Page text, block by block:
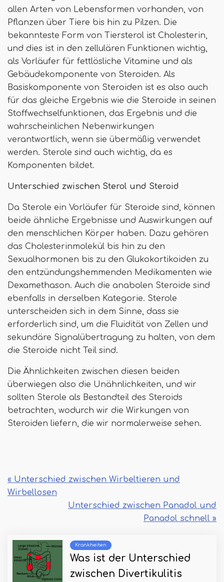
allen Arten von Lebensformen vorhanden, von
Pflanzen über Tiere bis hin zu Pilzen. Die
bekannteste Form von Tiersterol ist Cholesterin,
und dies ist in den zellulären Funktionen wichtig,
als Vorläufer für fettlösliche Vitamine und als
Gebäudekomponente von Steroiden. Als
Basiskomponente von Steroiden ist es also auch
für das gleiche Ergebnis wie die Steroide in seinen
Stoffwechselfunktionen, das Ergebnis und die
wahrscheinlichen Nebenwirkungen
verantwortlich, wenn sie übermäßig verwendet
werden. Sterole sind auch wichtig, da es
Komponenten bildet.
Unterschied zwischen Sterol und Steroid
Da Sterole ein Vorläufer für Steroide sind, können
beide ähnliche Ergebnisse und Auswirkungen auf
den menschlichen Körper haben. Dazu gehören
das Cholesterinmolekül bis hin zu den
Sexualhormonen bis zu den Glukokortikoiden zu
den entzündungshemmenden Medikamenten wie
Dexamethason. Auch die anabolen Steroide sind
ebenfalls in derselben Kategorie. Sterole
unterscheiden sich in dem Sinne, dass sie
erforderlich sind, um die Fluidität von Zellen und
sekundäre Signalübertragung zu halten, von dem
die Steroide nicht Teil sind.
Die Ähnlichkeiten zwischen diesen beiden
überwiegen also die Unähnlichkeiten, und wir
sollten Sterole als Bestandteil des Steroids
betrachten, wodurch wir die Wirkungen von
Steroiden liefern, die wir normalerweise sehen.
« Unterschied zwischen Wirbeltieren und
Wirbellosen
Unterschied zwischen Panadol und
Panadol schnell »
Krankheiten
Was ist der Unterschied
zwischen Divertikulitis